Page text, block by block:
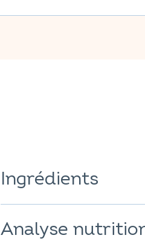
Ingrédients
Analyse